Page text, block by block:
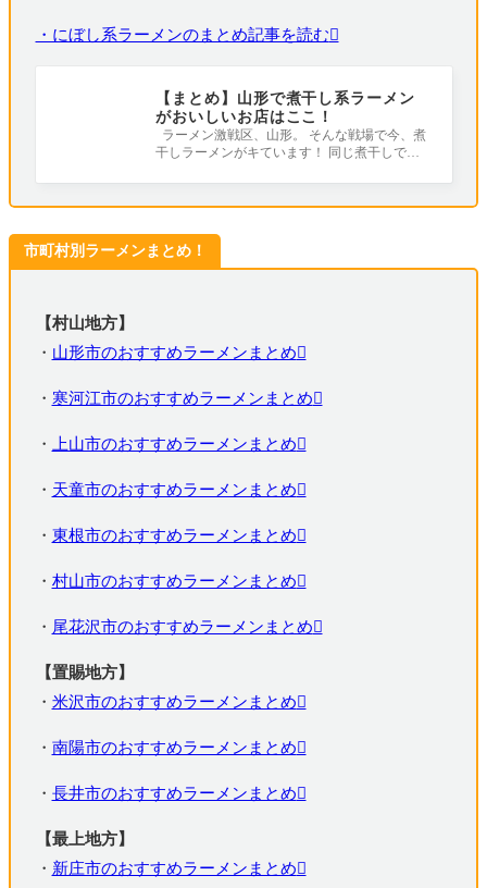
・にぼし系ラーメンのまとめ記事を読む
【まとめ】山形で煮干し系ラーメン
がおいしいお店はここ！
ラーメン激戦区、山形。 そんな戦場で今、煮
干しラーメンがキています！ 同じ煮干しでも
市町村別ラーメンまとめ！
【村山地方】
・ 山形市のおすすめラーメンまとめ
・ 寒河江市のおすすめラーメンまとめ
・ 上山市のおすすめラーメンまとめ
・ 天童市のおすすめラーメンまとめ
・ 東根市のおすすめラーメンまとめ
・ 村山市のおすすめラーメンまとめ
・ 尾花沢市のおすすめラーメンまとめ
【置賜地方】
・ 米沢市のおすすめラーメンまとめ
・ 南陽市のおすすめラーメンまとめ
・ 長井市のおすすめラーメンまとめ
【最上地方】
・ 新庄市のおすすめラーメンまとめ